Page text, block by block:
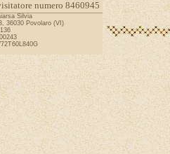
numero 8460945
Silvia
36030 Povolaro (VI)